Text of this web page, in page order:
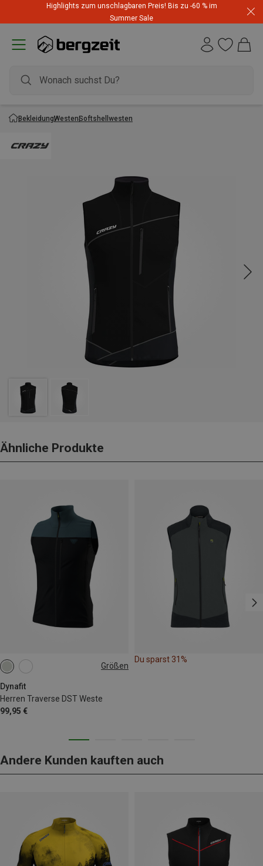
Highlights zum unschlagbaren Preis! Bis zu -60 % im
Summer Sale
BekleidungWestenSoftshellwesten
Ähnliche Produkte
Größen
Dynafit
Herren Traverse DST Weste
99,95 €
S L
Du sparst 31%
Andere Kunden kauften auch